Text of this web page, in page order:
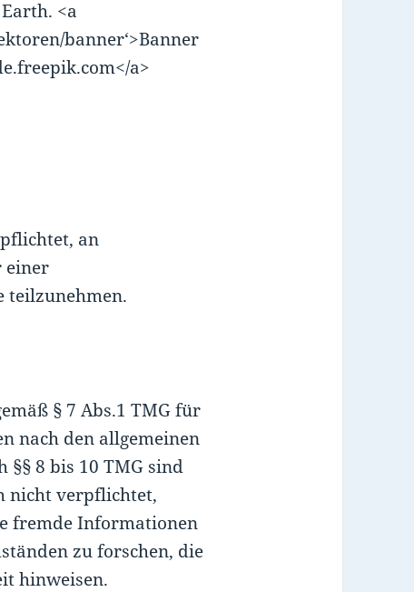
<a
banner‘>Banner
a>
an
einer
teilzunehmen.
§ 7 Abs.1 TMG für
nach den allgemeinen
§§ 8 bis 10 TMG sind
nicht verpflichtet,
fremde Informationen
zu forschen, die
hinweisen.